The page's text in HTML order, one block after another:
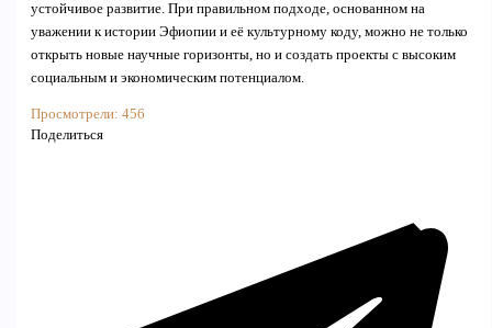
устойчивое развитие. При правильном подходе, основанном на
уважении к истории Эфиопии и её культурному коду, можно не только
открыть новые научные горизонты, но и создать проекты с высоким
социальным и экономическим потенциалом.
Просмотрели: 456
Поделиться